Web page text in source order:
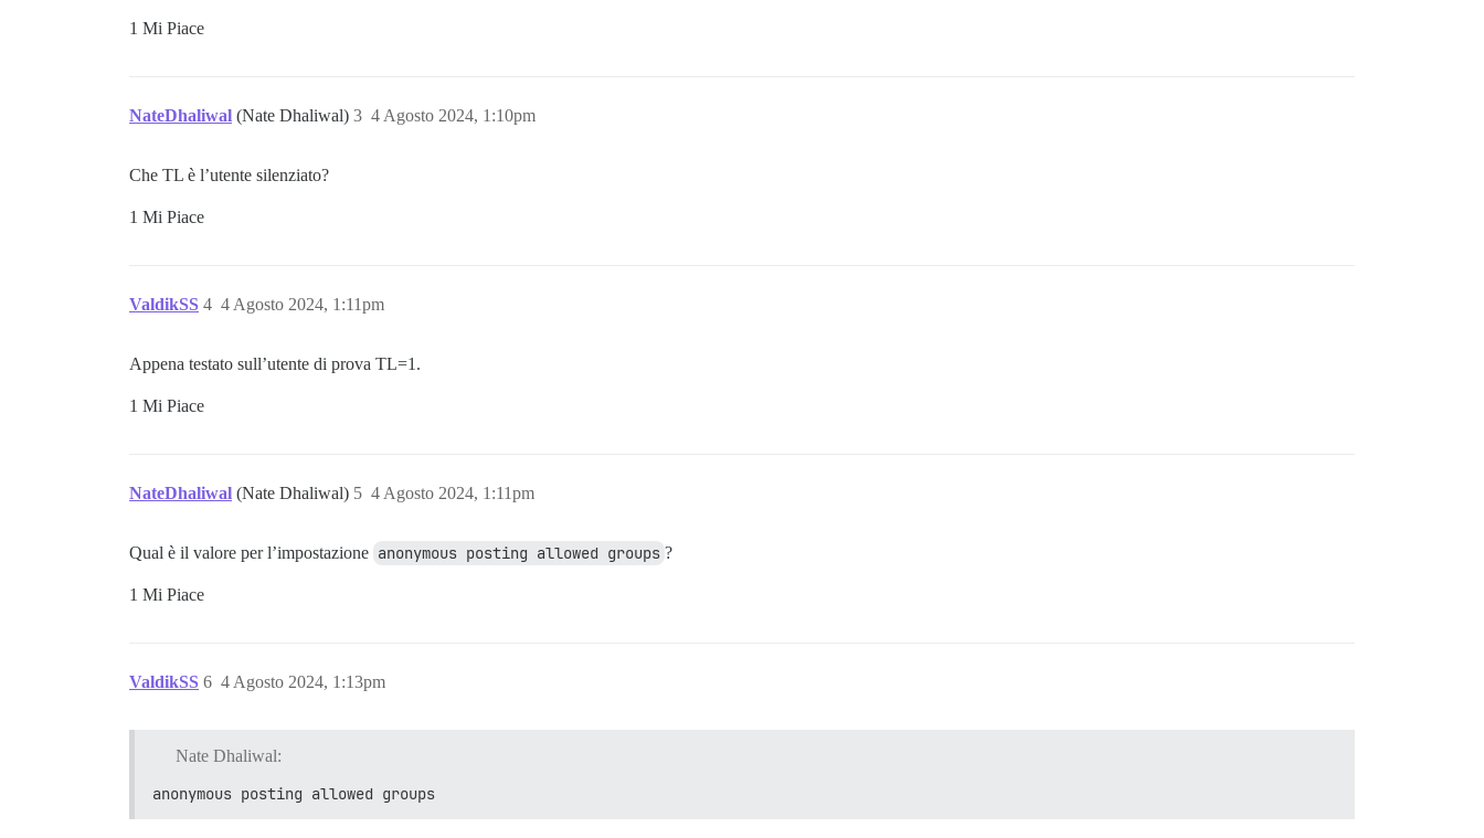
1 Mi Piace
NateDhaliwal (Nate Dhaliwal) 4 Agosto 2024, 1:10pm
3
Che TL è l’utente silenziato?
1 Mi Piace
ValdikSS 4 Agosto 2024, 1:11pm
4
Appena testato sull’utente di prova TL=1.
1 Mi Piace
NateDhaliwal (Nate Dhaliwal) 4 Agosto 2024, 1:11pm
5
Qual è il valore per l’impostazione anonymous posting allowed groups ?
1 Mi Piace
ValdikSS 4 Agosto 2024, 1:13pm
6
Nate Dhaliwal:
anonymous posting allowed groups